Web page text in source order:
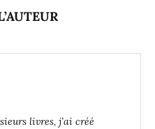
livres, j’ai créé